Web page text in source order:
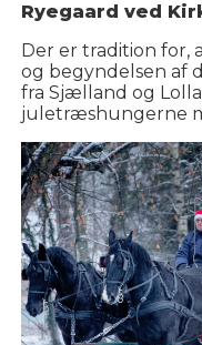
Ryegaard ved
Der er tradition for,
og begyndelsen af
fra Sjælland og
juletræshungerne